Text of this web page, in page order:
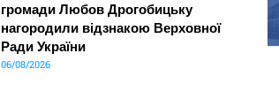
громади Любов Дрогобицьку
нагородили відзнакою Верховної
Ради України
06/08/2026